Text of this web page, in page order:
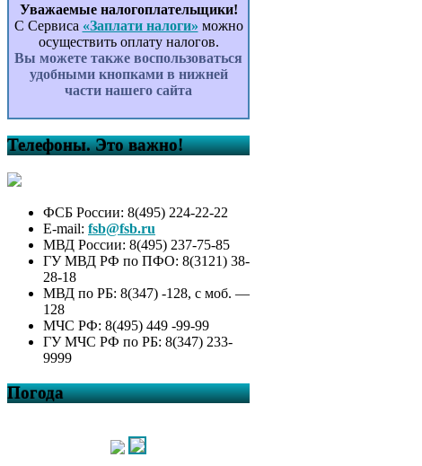
Уважаемые налогоплательщики!
С Сервиса «Заплати налоги» можно
осуществить оплату налогов.
Вы можете также воспользоваться
удобными кнопками в нижней
части нашего сайта
Телефоны. Это важно!
ФСБ России: 8(495) 224-22-22
E-mail: fsb@fsb.ru
МВД России: 8(495) 237-75-85
ГУ МВД РФ по ПФО: 8(3121) 38-
28-18
МВД по РБ: 8(347) -128, с моб. —
128
МЧС РФ: 8(495) 449 -99-99
ГУ МЧС РФ по РБ: 8(347) 233-
9999
Погода